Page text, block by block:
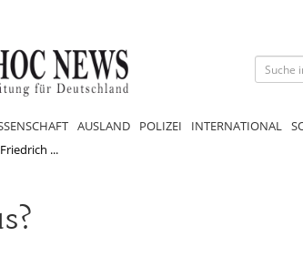
AUSLAND POLIZEI INTERNATIONAL
...